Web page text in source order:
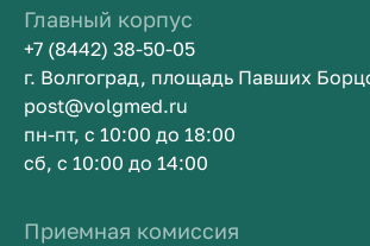
Главный корпус
+7 (8442) 38-50-05
г. Волгоград, площадь Павших
post@volgmed.ru
пн-пт, с 10:00 до 18:00
сб, с 10:00 до 14:00
Приемная комиссия